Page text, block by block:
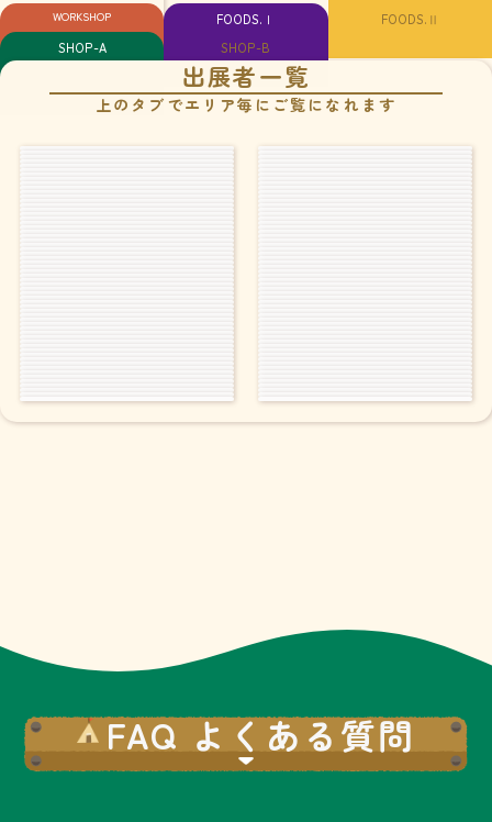
WORKSHOP FOODS.Ⅰ
FOODS.Ⅱ
SHOP-A
SHOP-B
出展者一覧
上のタブでエリア毎にご覧になれます
FAQ よくある質問